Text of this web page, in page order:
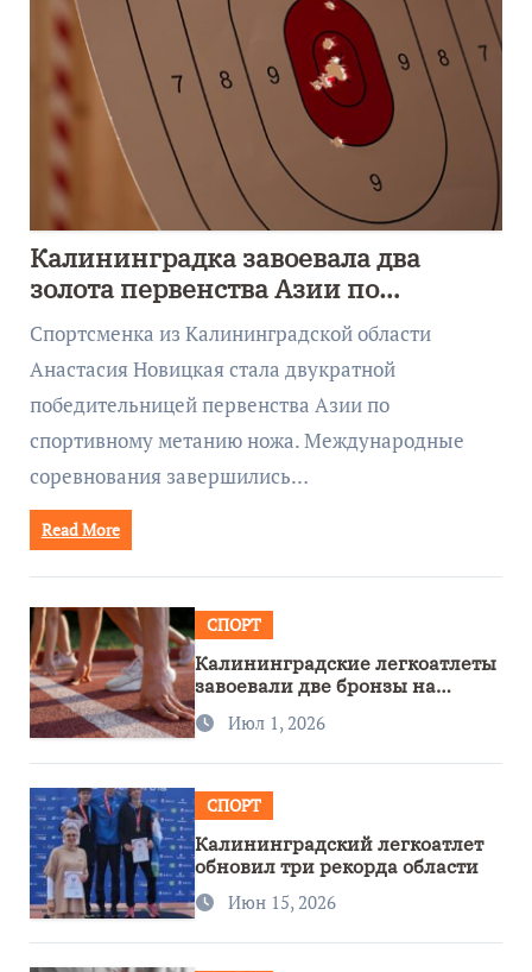
Калининградка завоевала два
золота первенства Азии по
метанию ножа
Спортсменка из Калининградской области
Анастасия Новицкая стала двукратной
победительницей первенства Азии по
спортивному метанию ножа. Международные
соревнования завершились…
Read More
СПОРТ
Калининградские легкоатлеты
завоевали две бронзы на
первенстве России
Июл 1, 2026
СПОРТ
Калининградский легкоатлет
обновил три рекорда области
Июн 15, 2026